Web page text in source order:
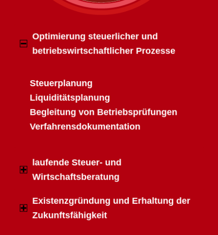
Optimierung steuerlicher und
betriebswirtschaftlicher Prozesse
Steuerplanung
Liquiditätsplanung
Begleitung von Betriebsprüfungen
Verfahrensdokumentation
laufende Steuer- und
Wirtschaftsberatung
Existenzgründung und Erhaltung der
Zukunftsfähigkeit